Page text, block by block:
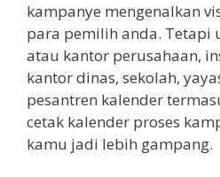
kampanye mengenalkan
para pemilih anda. Tetapi
atau kantor perusahaan,
kantor dinas, sekolah,
pesantren kalender
cetak kalender proses
kamu jadi lebih gampang.